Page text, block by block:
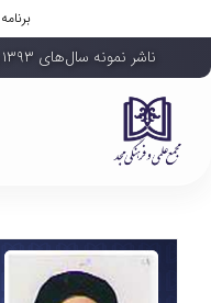
ناشر نمونه سال‌های ۱۳۹۳ و ۱۳۹۴ و ۱۳۹۷ جمهوری اسلامی ایران